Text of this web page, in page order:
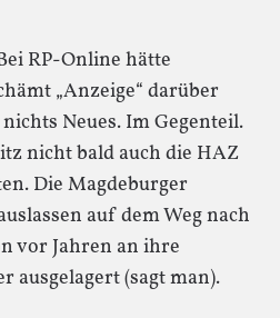
RP-Online hätte
„Anzeige“ darüber
Neues. Im Gegenteil.
nicht bald auch die HAZ
Die Magdeburger
auf dem Weg nach
vor Jahren an ihre
ausgelagert (sagt man).